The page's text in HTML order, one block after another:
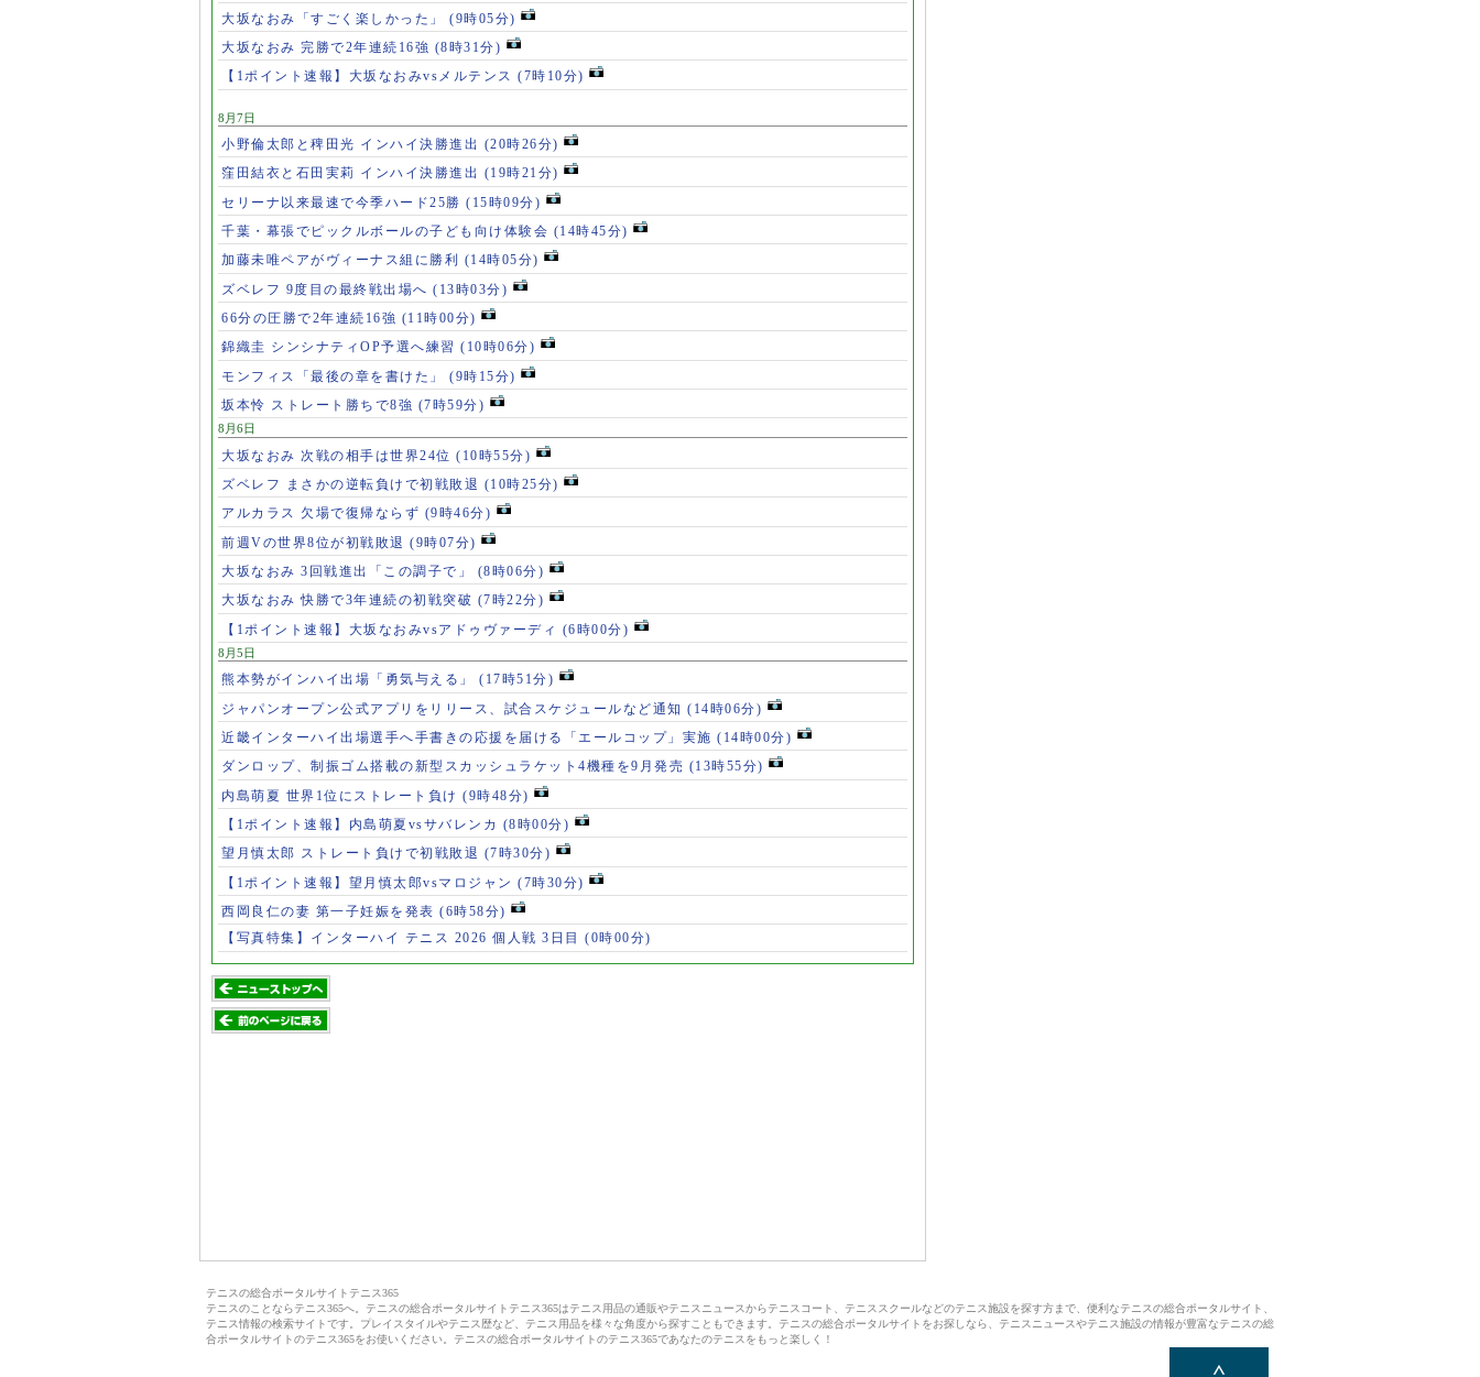
大坂なおみ「すごく楽しかった」 (9時05分)
大坂なおみ 完勝で2年連続16強 (8時31分)
【1ポイント速報】大坂なおみvsメルテンス (7時10分)
8月7日
小野倫太郎と稗田光 インハイ決勝進出 (20時26分)
窪田結衣と石田実莉 インハイ決勝進出 (19時21分)
セリーナ以来最速で今季ハード25勝 (15時09分)
千葉・幕張でピックルボールの子ども向け体験会 (14時45分)
加藤未唯ペアがヴィーナス組に勝利 (14時05分)
ズベレフ 9度目の最終戦出場へ (13時03分)
66分の圧勝で2年連続16強 (11時00分)
錦織圭 シンシナティOP予選へ練習 (10時06分)
モンフィス「最後の章を書けた」 (9時15分)
坂本怜 ストレート勝ちで8強 (7時59分)
8月6日
大坂なおみ 次戦の相手は世界24位 (10時55分)
ズベレフ まさかの逆転負けで初戦敗退 (10時25分)
アルカラス 欠場で復帰ならず (9時46分)
前週Vの世界8位が初戦敗退 (9時07分)
大坂なおみ 3回戦進出「この調子で」 (8時06分)
大坂なおみ 快勝で3年連続の初戦突破 (7時22分)
【1ポイント速報】大坂なおみvsアドゥヴァーディ (6時00分)
8月5日
熊本勢がインハイ出場「勇気与える」 (17時51分)
ジャパンオープン公式アプリをリリース、試合スケジュールなど通知 (14時06分)
近畿インターハイ出場選手へ手書きの応援を届ける「エールコップ」実施 (14時00分)
ダンロップ、制振ゴム搭載の新型スカッシュラケット4機種を9月発売 (13時55分)
内島萌夏 世界1位にストレート負け (9時48分)
【1ポイント速報】内島萌夏vsサバレンカ (8時00分)
望月慎太郎 ストレート負けで初戦敗退 (7時30分)
【1ポイント速報】望月慎太郎vsマロジャン (7時30分)
西岡良仁の妻 第一子妊娠を発表 (6時58分)
【写真特集】インターハイ テニス 2026 個人戦 3日目 (0時00分)
テニスの総合ポータルサイトテニス365
テニスのことならテニス365へ。テニスの総合ポータルサイトテニス365はテニス用品の通販やテニスニュースからテニスコート、テニススクールなどのテニス施設を探す方まで、便利なテニスの総合ポータルサイト、
テニス情報の検索サイトです。プレイスタイルやテニス歴など、テニス用品を様々な角度から探すこともできます。テニスの総合ポータルサイトをお探しなら、テニスニュースやテニス施設の情報が豊富なテニスの総
合ポータルサイトのテニス365をお使いください。テニスの総合ポータルサイトのテニス365であなたのテニスをもっと楽しく！